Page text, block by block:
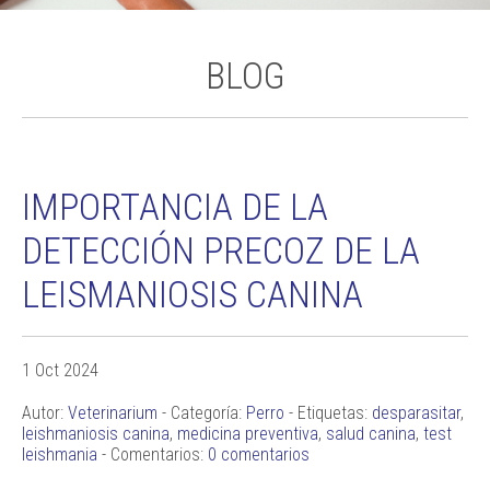
BLOG
IMPORTANCIA DE LA
DETECCIÓN PRECOZ DE LA
LEISMANIOSIS CANINA
1 Oct 2024
Autor: Veterinarium - Categoría: Perro - Etiquetas: desparasitar,
leishmaniosis canina, medicina preventiva, salud canina, test
leishmania - Comentarios: 0 comentarios